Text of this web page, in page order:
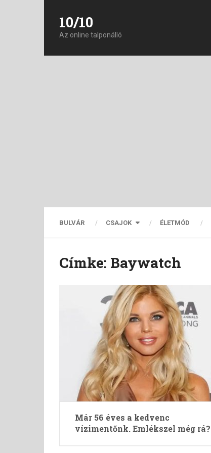
10/10
Az online talponálló
BULVÁR CSAJOK ÉLETMÓD
Címke: Baywatch
Már 56 éves a kedvenc
vízimentőnk. Emlékszel még rá?